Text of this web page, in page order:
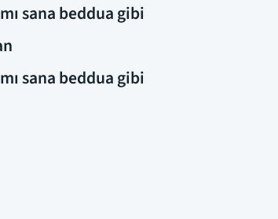
sana beddua gibi
sana beddua gibi